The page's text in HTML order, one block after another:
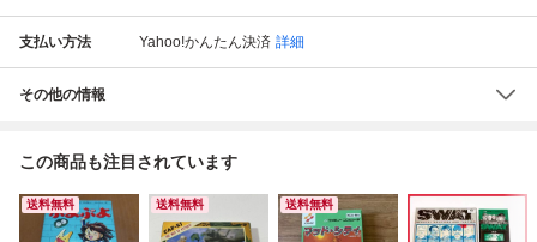
支払い方法 Yahoo!かんたん決済 詳細
その他の情報
この商品も注目されています
送料無料 送料無料 送料無料